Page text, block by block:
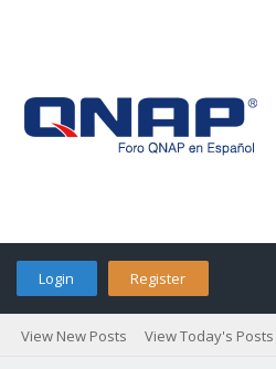
Login Register
View New Posts View Today's Posts